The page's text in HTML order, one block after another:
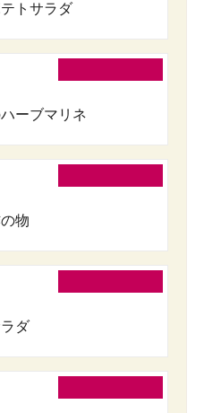
トサラダ
ーブマリネ
物
ダ